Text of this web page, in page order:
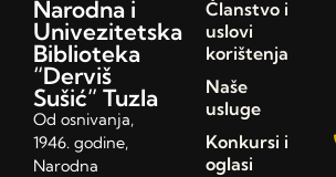
Narodna i
Univezitetska
Biblioteka
“Derviš
Sušić” Tuzla
Od osnivanja,
1946. godine,
Narodna
Članstvo i
uslovi
korištenja
Naše
usluge
Konkursi i
oglasi